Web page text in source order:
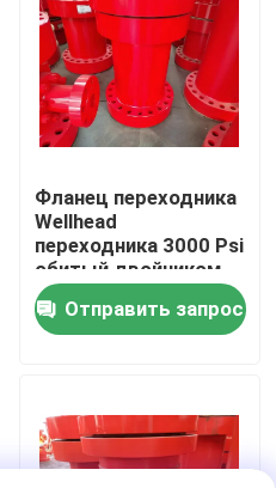
Фланец переходника
Wellhead
переходника 3000 Psi
обитый двойником
для хороший
сверлить
Отправить запрос